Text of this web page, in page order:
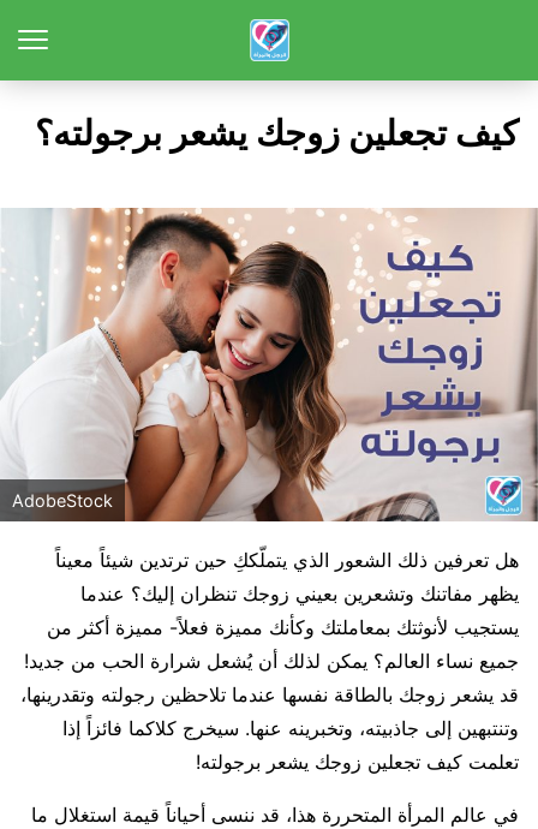
كيف تجعلين زوجك يشعر برجولته؟
AdobeStock
هل تعرفين ذلك الشعور الذي يتملّككِ حين ترتدين شيئاً معيناً
يظهر مفاتنك وتشعرين بعيني زوجك تنظران إليك؟ عندما
يستجيب لأنوثتك بمعاملتك وكأنك مميزة فعلاً- مميزة أكثر من
جميع نساء العالم؟ يمكن لذلك أن يُشعل شرارة الحب من جديد!
قد يشعر زوجك بالطاقة نفسها عندما تلاحظين رجولته وتقدرينها،
وتنتبهين إلى جاذبيته، وتخبرينه عنها. سيخرج كلاكما فائزاً إذا
تعلمت كيف تجعلين زوجك يشعر برجولته!
في عالم المرأة المتحررة هذا، قد ننسى أحياناً قيمة استغلال ما